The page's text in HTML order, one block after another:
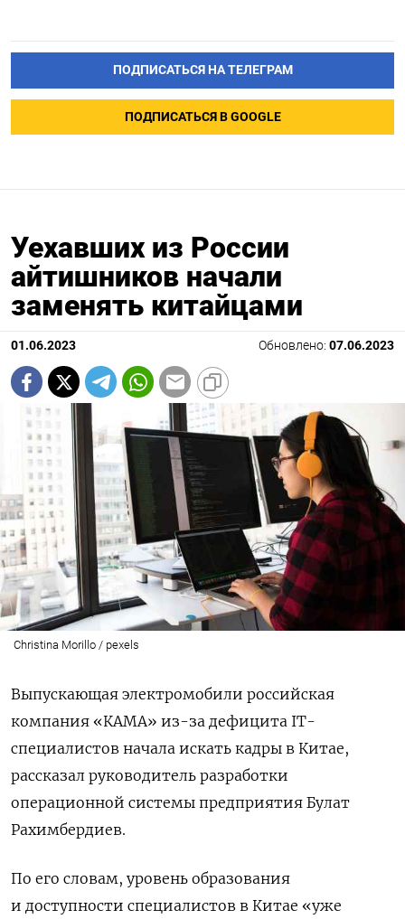
ПОДПИСАТЬСЯ НА ТЕЛЕГРАМ
ПОДПИСАТЬСЯ В GOOGLE
Уехавших из России
айтишников начали
заменять китайцами
01.06.2023 Обновлено: 07.06.2023
Christina Morillo / pexels
Выпускающая электромобили российская
компания «КАМА» из-за дефицита IT-
специалистов начала искать кадры в Китае,
рассказал руководитель разработки
операционной системы предприятия Булат
Рахимбердиев.
По его словам, уровень образования
и доступности специалистов в Китае «уже